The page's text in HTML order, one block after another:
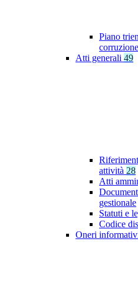
Piano
Atti generali 49
attività 28
Atti
gestionale
Statuti e
Codice
Oneri